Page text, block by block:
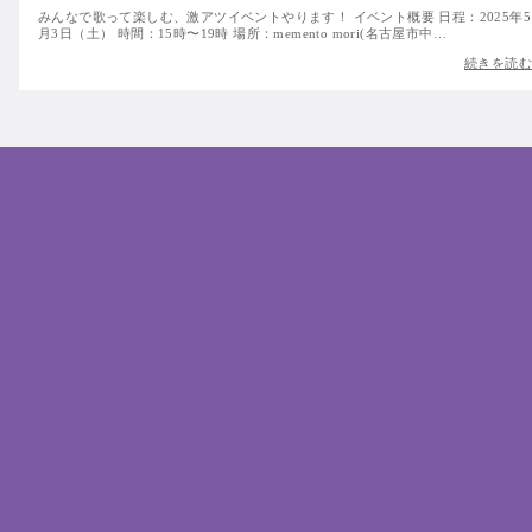
みんなで歌って楽しむ、激アツイベントやります！ イベント概要 日程：2025年5
月3日（土） 時間：15時〜19時 場所：memento mori(名古屋市中…
続きを読む